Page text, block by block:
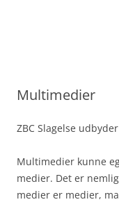
Multimedier
ZBC Slagelse
Multimedier kunne
medier. Det er
medier er medier,